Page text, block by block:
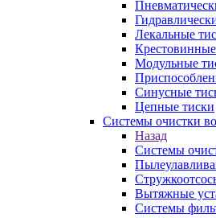
Лекальные
Модульные
Синусные
Цепные тиски
Системы очистки
Назад
Системы
Вытяжные
Системы